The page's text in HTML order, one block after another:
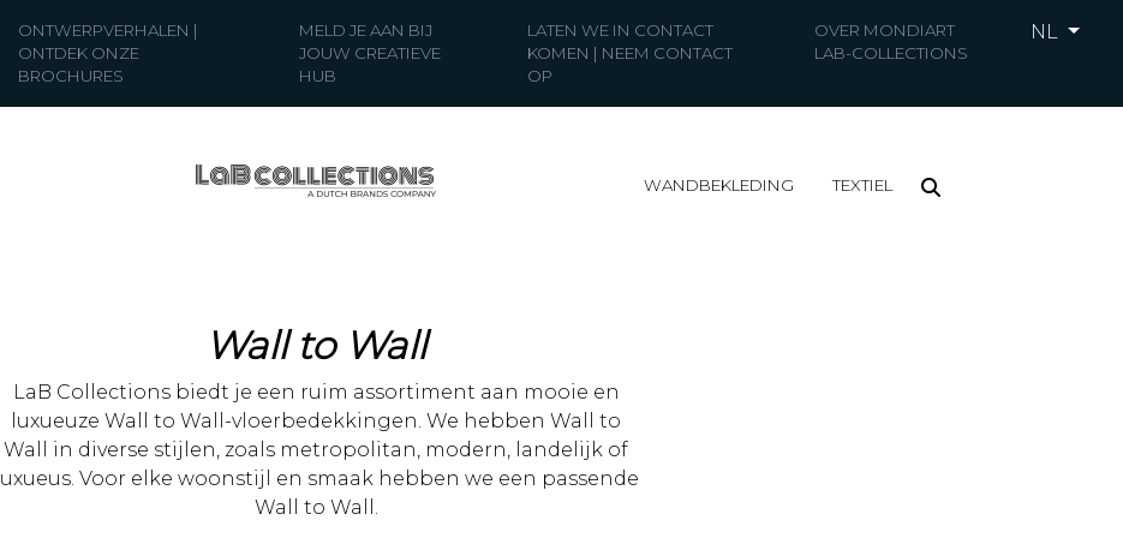
ONTWERPVERHALEN |
ONTDEK ONZE
BROCHURES
MELD JE AAN BIJ
JOUW CREATIEVE
HUB
LATEN WE IN CONTACT
KOMEN | NEEM CONTACT
OP
OVER MONDIART
LAB-COLLECTIONS
NL
WANDBEKLEDING TEXTIEL
Wall to Wall
LaB Collections biedt je een ruim assortiment aan mooie en
luxueuze Wall to Wall-vloerbedekkingen. We hebben Wall to
Wall in diverse stijlen, zoals metropolitan, modern, landelijk of
luxueus. Voor elke woonstijl en smaak hebben we een passende
Wall to Wall.